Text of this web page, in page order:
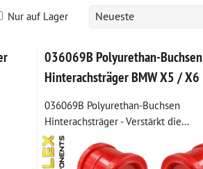
Neueste
Nur auf Lager
036069B Polyurethan-Buchsen
Hinterachsträger BMW X5 / X6
036069B Polyurethan-Buchsen
Hinterachsträger - Verstärkt die...